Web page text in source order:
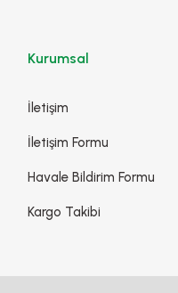
700,00 TL
Kurumsal
İletişim
İletişim Formu
Havale Bildirim Formu
Kargo Takibi